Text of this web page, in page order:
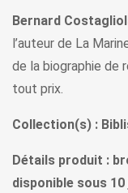
Bernard
l’auteur de La
de la biographie de
tout prix.
Collection(s) :
Détails produit :
disponible sous